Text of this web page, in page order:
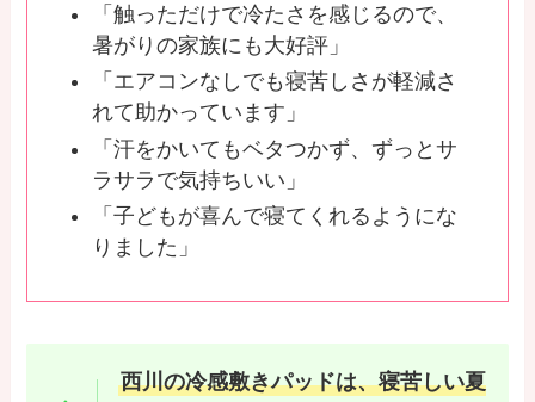
「触っただけで冷たさを感じるので、
暑がりの家族にも大好評」
「エアコンなしでも寝苦しさが軽減さ
れて助かっています」
「汗をかいてもベタつかず、ずっとサ
ラサラで気持ちいい」
「子どもが喜んで寝てくれるようにな
りました」
西川の冷感敷きパッドは、寝苦しい夏